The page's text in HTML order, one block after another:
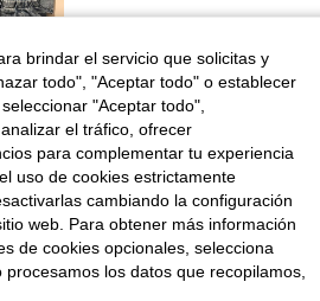
brindar el servicio que solicitas y
todo", "Aceptar todo" o establecer
"Aceptar todo",
el tráfico, ofrecer
para complementar tu experiencia
uso de cookies estrictamente
cambiando la configuración
web. Para obtener más información
de cookies opcionales, selecciona
los datos que recopilamos,